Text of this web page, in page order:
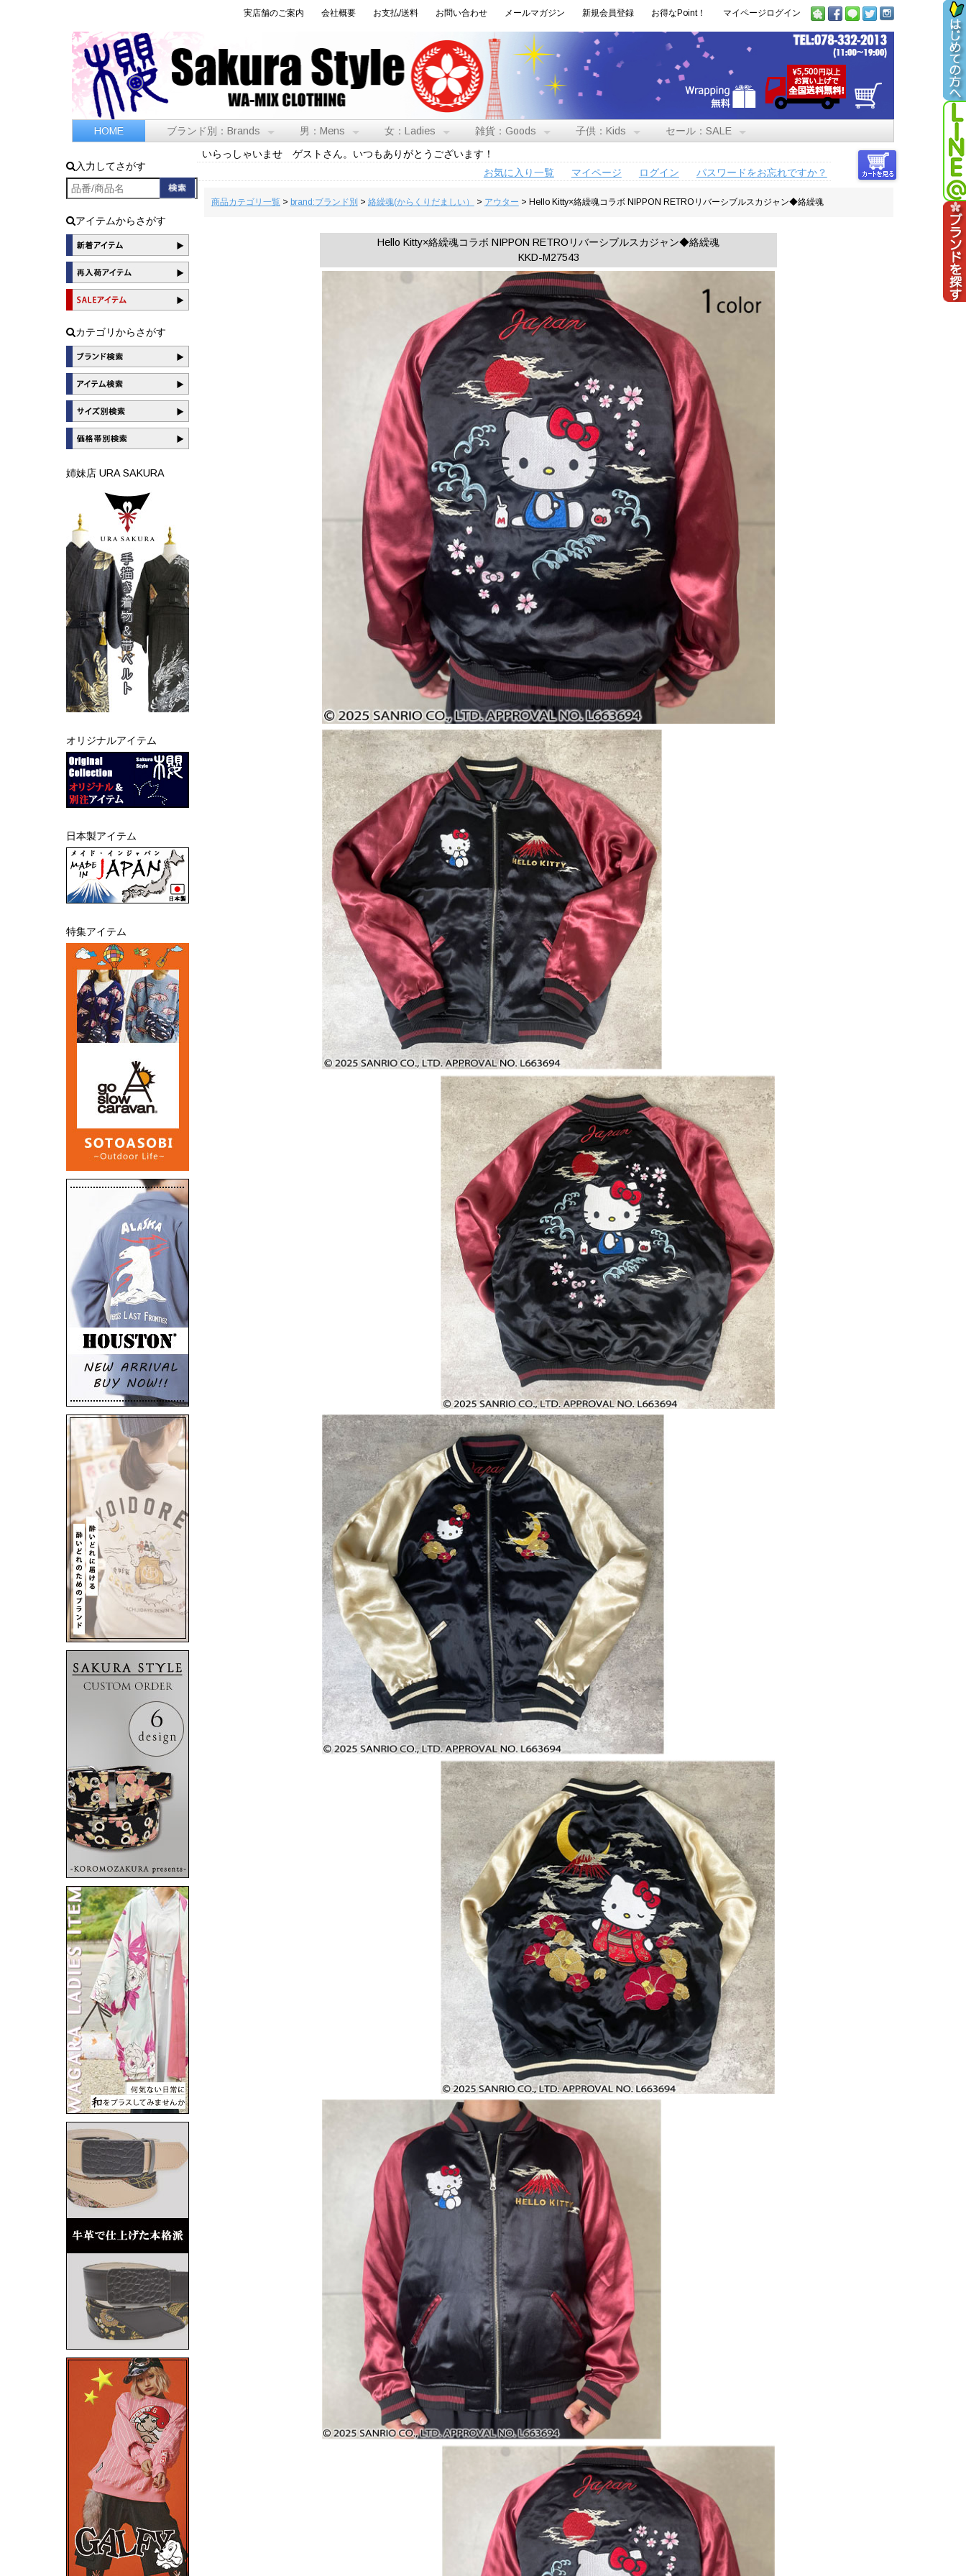
実店舗のご案内 会社概要 お支払/送料 お問い合わせ メールマガジン 新規会員登録 お得なPoint！ マイページログイン
HOME ブランド別：Brands 男：Mens 女：Ladies 雑貨：Goods 子供：Kids セール：SALE
入力してさがす
アイテムからさがす
カテゴリからさがす
姉妹店 URA SAKURA
オリジナルアイテム
日本製アイテム
特集アイテム
いらっしゃいませ ゲストさん。いつもありがとうございます！
お気に入り一覧
マイページ ログイン パスワードをお忘れですか？
商品カテゴリ一覧> brand:ブランド別 > 絡繰魂(からくりだましい） > アウター > Hello Kitty×絡繰魂コラボ NIPPON RETROリバーシブルスカジャン◆絡繰魂
Hello Kitty×絡繰魂コラボ NIPPON RETROリバーシブルスカジャン◆絡繰魂
KKD-M27543